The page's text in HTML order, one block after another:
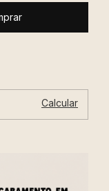
Calcular